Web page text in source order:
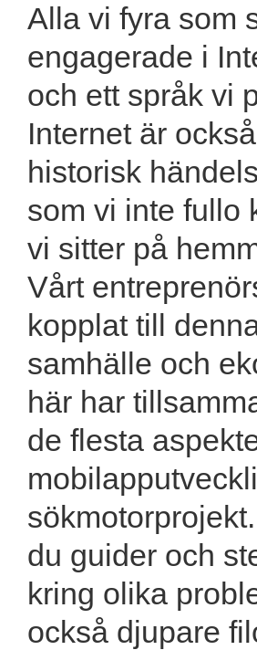
Alla vi fyra som
engagerade i
och ett språk vi
Internet är
historisk
som vi inte fullo
vi sitter på
Vårt
kopplat till
samhälle och
här har
de flesta
du guider och
kring olika
också djupare